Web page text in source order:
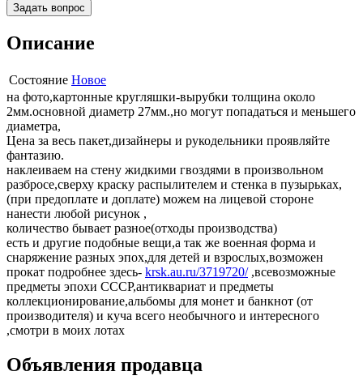
Задать вопрос
Описание
Состояние Новое
на фото,картонные кругляшки-вырубки толщина около
2мм.основной диаметр 27мм.,но могут попадаться и меньшего
диаметра,
Цена за весь пакет,дизайнеры и рукодельники проявляйте
фантазию.
наклеиваем на стену жидкими гвоздями в произвольном
разбросе,сверху краску распылителем и стенка в пузырьках,
(при предоплате и доплате) можем на лицевой стороне
нанести любой рисунок ,
количество бывает разное(отходы производства)
есть и другие подобные вещи,а так же военная форма и
снаряжение разных эпох,для детей и взрослых,возможен
прокат подробнее здесь- krsk.au.ru/3719720/,всевозможные
предметы эпохи СССР,антиквариат и предметы
коллекционирование,альбомы для монет и банкнот (от
производителя) и куча всего необычного и интересного
,смотри в моих лотах
Объявления продавца